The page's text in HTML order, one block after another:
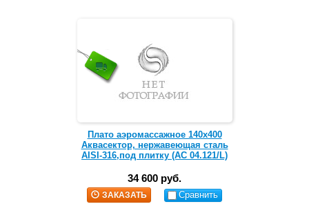
Плато аэромассажное 140х400
Аквасектор, нержавеющая сталь
AISI-316,под плитку (АС 04.121/L)
34 600 руб.
ЗАКАЗАТЬ Сравнить